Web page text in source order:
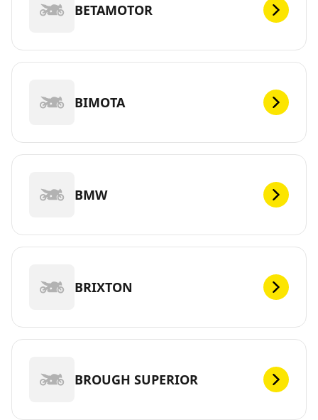
BETAMOTOR
BIMOTA
BMW
BRIXTON
BROUGH SUPERIOR